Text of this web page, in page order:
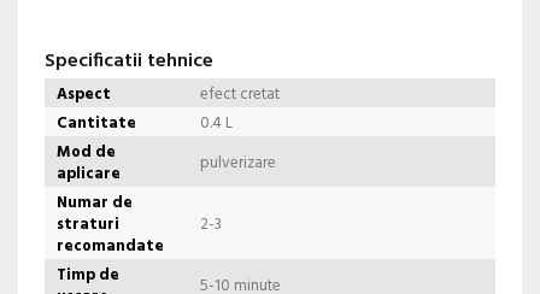
Specificatii tehnice
Aspect
efect cretat
Cantitate
0.4 L
Mod de
aplicare
pulverizare
Numar de
straturi
recomandate
2-3
Timp de
5-10 minute